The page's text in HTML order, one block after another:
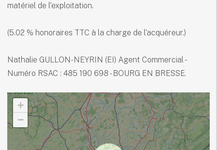
+
−
matériel de l'exploitation.
(5.02 % honoraires TTC à la charge de l'acquéreur.)
Nathalie GULLON-NEYRIN (EI) Agent Commercial -
Numéro RSAC : 485 190 698 - BOURG EN BRESSE.